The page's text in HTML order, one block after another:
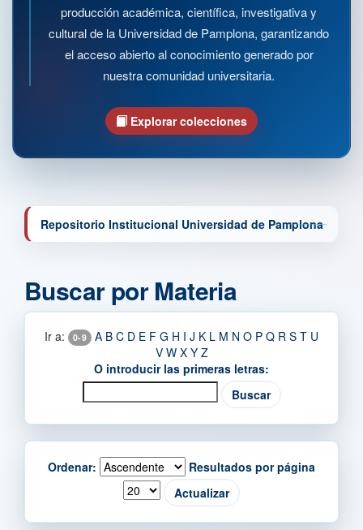
producción académica, científica, investigativa y
cultural de la Universidad de Pamplona, garantizando
el acceso abierto al conocimiento generado por
nuestra comunidad universitaria.
Explorar colecciones
Repositorio Institucional Universidad de Pamplona
Buscar por Materia
Ir a: 0-9 A B C D E F G H I J K L M N O P Q R S T U
V W X Y Z
O introducir las primeras letras:
Ordenar: Resultados por página